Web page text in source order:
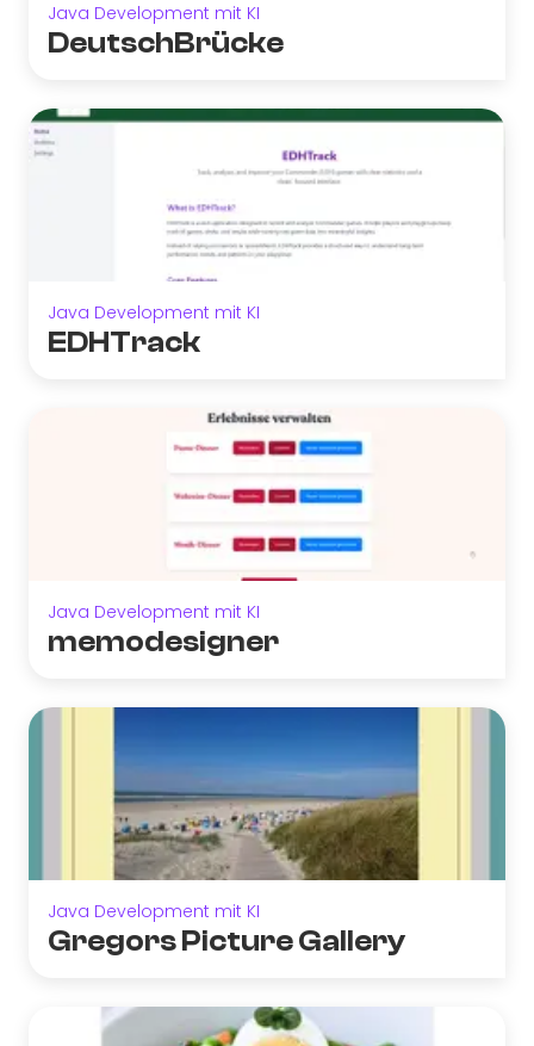
Java Development mit KI
DeutschBrücke
Java Development mit KI
EDHTrack
Java Development mit KI
memodesigner
Java Development mit KI
Gregors Picture Gallery